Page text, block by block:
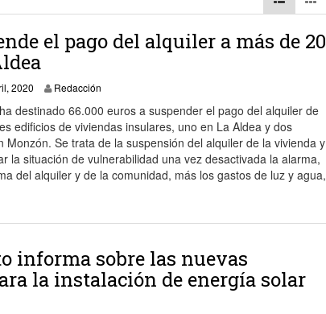
Agricultura abordan las necesidades del campo canario
Nicolás’ apuesta por una renovación de «consenso»
como alcalde del Ayuntamiento de La Aldea de San
el pago del alquiler a más de 20
2020 17 abril, 2020
Redacción
destinado 66.000 euros a suspender el pago del alquiler de
edificios de viviendas insulares, uno en La Aldea y dos
Se trata de la suspensión del alquiler de la vivienda y
situación de vulnerabilidad una vez desactivada la alarma,
del alquiler y de la comunidad, más los gastos de luz y agua,
informa sobre las nuevas
la instalación de energía solar